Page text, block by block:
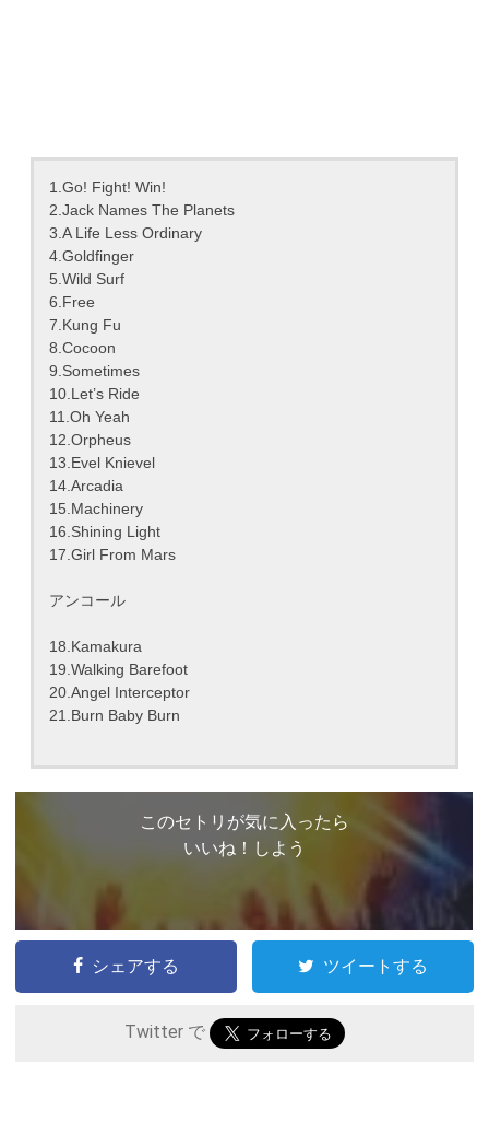
1.Go! Fight! Win!
2.Jack Names The Planets
3.A Life Less Ordinary
4.Goldfinger
5.Wild Surf
6.Free
7.Kung Fu
8.Cocoon
9.Sometimes
10.Let’s Ride
11.Oh Yeah
12.Orpheus
13.Evel Knievel
14.Arcadia
15.Machinery
16.Shining Light
17.Girl From Mars
アンコール
18.Kamakura
19.Walking Barefoot
20.Angel Interceptor
21.Burn Baby Burn
このセトリが気に入ったら
いいね！しよう
シェアする ツイートする
Twitter で